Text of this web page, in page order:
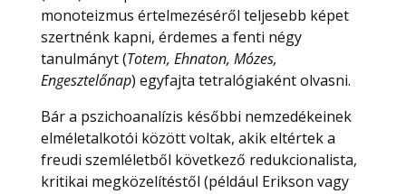
monoteizmus értelmezéséről teljesebb képet
szertnénk kapni, érdemes a fenti négy
tanulmányt (Totem, Ehnaton, Mózes,
Engesztelőnap) egyfajta tetralógiaként olvasni.
Bár a pszichoanalízis későbbi nemzedékeinek
elméletalkotói között voltak, akik eltértek a
freudi szemléletből következő redukcionalista,
kritikai megközelítéstől (például Erikson vagy